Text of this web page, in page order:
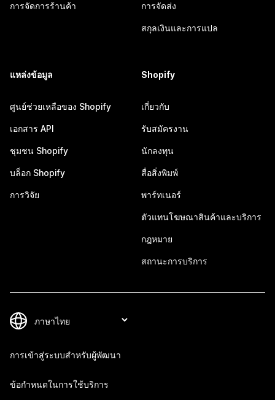
การจัดการร้านค้า การจัดส่ง
สกุลเงินและการแปล
แหล่งข้อมูล
ศูนย์ช่วยเหลือของ Shopify
เอกสาร API
ชุมชน Shopify
บล็อก Shopify
การวิจัย
Shopify
เกี่ยวกับ
รับสมัครงาน
นักลงทุน
สื่อสิ่งพิมพ์
พาร์ทเนอร์
ตัวแทนโฆษณาสินค้าและบริการ
กฎหมาย
สถานะการบริการ
การเข้าสู่ระบบสำหรับผู้พัฒนา
ข้อกำหนดในการใช้บริการ